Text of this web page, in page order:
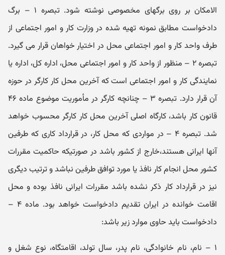
الامکان بر روی برگهای مخصوصی نوشته شود. تبصره ۱ – برگ
دادخواست مطابق نمونه تهیه شده در وزارت کار و امور اجتماعی از
طرف واحد کار و امور اجتماعی محل در اختیار خواهان قرار می‌ گیرد.
تبصره ۲ – منظور از واحد کار و امور اجتماعی محل، اداره کل،‌ اداره یا
نمایندگی کار و امور اجتماعی است که آخرین محل کار کارگر در حوزه
آن قرار دارد. تبصره ۳ – چنانچه کارگر در مأموریت موضوع ماده ۴۶
قانون کار باشد، کارگاه اصلی آخرین محل کار کارگر محسوب خواهد
شد. تبصره ۴ – در مواردی که محل کار، در قرارداد کاری که طرفین
آنها ایرانی هستند،‌خارج از کشور باشد در صورتیکه حاکمیت مقررات
کشور محل انجام کار نافذ یا مورد توافق طرفین نباشد و ترتیب دیگری
نیز در قرارداد کار ذکر نشده باشد مقررات ایرانی نافذ بوده و محل
اقامت خوانده در ایران تقدیم دادخواست خواهد بود. ماده ۴ –
دادخواست باید حاوی موارد زیر باشد:
۱ – نام، نام‌ خانوادگی، نام پدر، سال تولد، اقامتگاه، نوع شغل و